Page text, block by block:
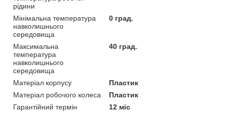
рідини
Мінімальна температура
навколишнього
середовища
0 град.
Максимальна
температура
навколишнього
середовища
40 град.
Матеріал корпусу
Пластик
Матеріал робочого колеса
Пластик
Гарантійний термін
12 міс